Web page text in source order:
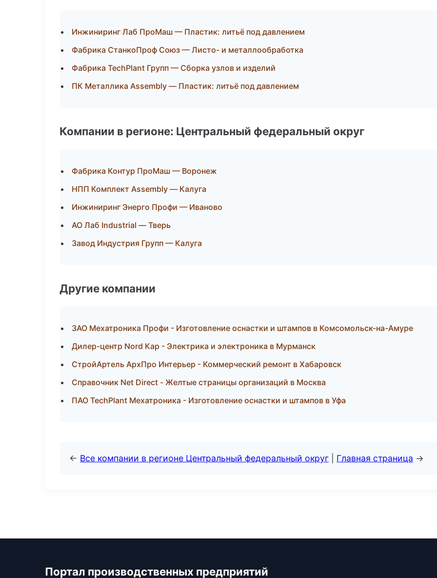
Инжиниринг Лаб ПроМаш — Пластик: литьё под давлением
Фабрика СтанкоПроф Союз — Листо- и металлообработка
Фабрика TechPlant Групп — Сборка узлов и изделий
ПК Металлика Assembly — Пластик: литьё под давлением
Компании в регионе: Центральный федеральный округ
Фабрика Контур ПроМаш — Воронеж
НПП Комплект Assembly — Калуга
Инжиниринг Энерго Профи — Иваново
АО Лаб Industrial — Тверь
Завод Индустрия Групп — Калуга
Другие компании
ЗАО Мехатроника Профи - Изготовление оснастки и штампов в Комсомольск-на-Амуре
Дилер-центр Nord Кар - Электрика и электроника в Мурманск
СтройАртель АрхПро Интерьер - Коммерческий ремонт в Хабаровск
Справочник Net Direct - Желтые страницы организаций в Москва
ПАО TechPlant Мехатроника - Изготовление оснастки и штампов в Уфа
← Все компании в регионе Центральный федеральный округ Главная страница →
Портал производственных предприятий